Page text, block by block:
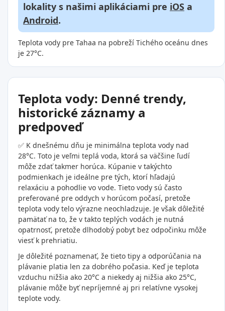
lokality s našimi aplikáciami pre iOS a
Android.
Teplota vody pre Tahaa na pobreží Tichého oceánu dnes
je 27°C.
Teplota vody: Denné trendy,
historické záznamy a
predpoveď
✅ K dnešnému dňu je minimálna teplota vody nad
28°C. Toto je veľmi teplá voda, ktorá sa väčšine ľudí
môže zdať takmer horúca. Kúpanie v takýchto
podmienkach je ideálne pre tých, ktorí hľadajú
relaxáciu a pohodlie vo vode. Tieto vody sú často
preferované pre oddych v horúcom počasí, pretože
teplota vody telo výrazne neochladzuje. Je však dôležité
pamätať na to, že v takto teplých vodách je nutná
opatrnosť, pretože dlhodobý pobyt bez odpočinku môže
viesť k prehriatiu.
Je dôležité poznamenať, že tieto tipy a odporúčania na
plávanie platia len za dobrého počasia. Keď je teplota
vzduchu nižšia ako 20°C a niekedy aj nižšia ako 25°C,
plávanie môže byť nepríjemné aj pri relatívne vysokej
teplote vody.